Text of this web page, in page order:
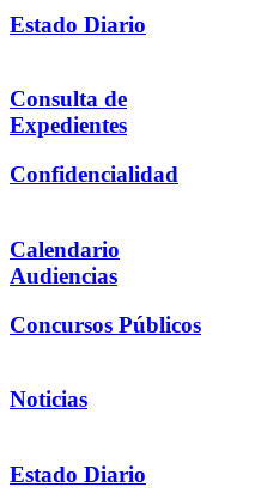
Estado Diario
Consulta de
Expedientes
Confidencialidad
Calendario
Audiencias
Concursos Públicos
Noticias
Estado Diario